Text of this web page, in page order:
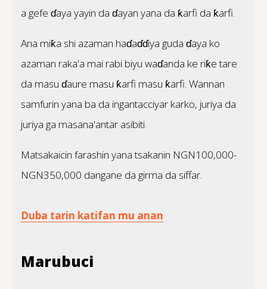
a gefe ɗaya yayin da ɗayan yana da ƙarfi da ƙarfi.
Ana miƙa shi azaman haɗaɗɗiya guda ɗaya ko
azaman raka'a mai rabi biyu waɗanda ke riƙe tare
da masu ɗaure masu ƙarfi masu ƙarfi. Wannan
samfurin yana ba da ingantacciyar karko, juriya da
juriya ga masana'antar asibiti.
Matsakaicin farashin yana tsakanin NGN100,000-
NGN350,000 dangane da girma da siffar.
Duba tarin katifan mu anan
Marubuci